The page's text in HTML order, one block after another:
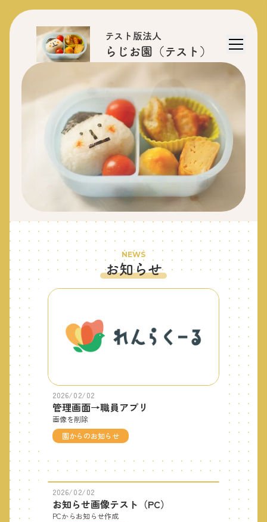
テスト版法人
らじお園（テスト）
NEWS
お知らせ
2026/02/02
管理画面→職員アプリ
画像を削除
園からのお知らせ
2026/02/02
お知らせ画像テスト（PC）
PCからお知らせ作成